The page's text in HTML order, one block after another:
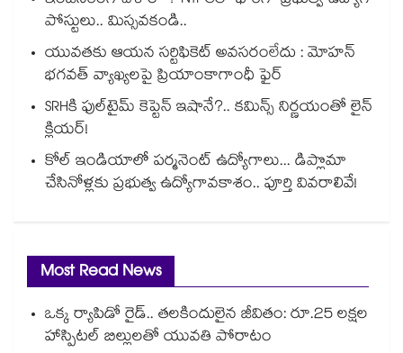
పోస్టులు.. మిస్సవకండి..
యువతకు ఆయన సర్టిఫికెట్ అవసరంలేదు : మోహన్
భగవత్ వ్యాఖ్యలపై ప్రియాంకాగాంధీ ఫైర్
SRHకి ఫుల్‌టైమ్ కెప్టెన్ ఇషానే?.. కమిన్స్ నిర్ణయంతో లైన్
క్లియర్!
కోల్ ఇండియాలో పర్మనెంట్ ఉద్యోగాలు... డిప్లొమా
చేసినోళ్లకు ప్రభుత్వ ఉద్యోగావకాశం.. పూర్తి వివరాలివే!
Most Read News
ఒక్క ర్యాపిడో రైడ్.. తలకిందులైన జీవితం: రూ.25 లక్షల
హాస్పిటల్ బిల్లులతో యువతి పోరాటం